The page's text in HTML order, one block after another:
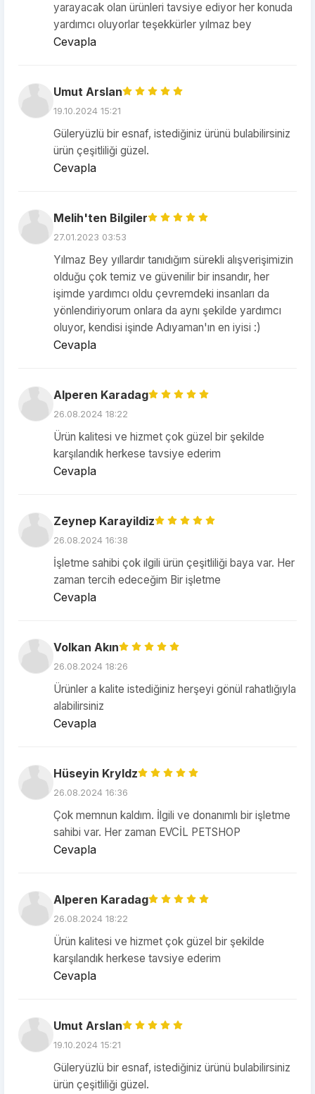
yarayacak olan ürünleri tavsiye ediyor her konuda
yardımcı oluyorlar teşekkürler yılmaz bey
Cevapla
Umut Arslan
19.10.2024 15:21
Güleryüzlü bir esnaf, istediğiniz ürünü bulabilirsiniz
ürün çeşitliliği güzel.
Cevapla
Melih'ten Bilgiler
27.01.2023 03:53
Yılmaz Bey yıllardır tanıdığım sürekli alışverişimizin
olduğu çok temiz ve güvenilir bir insandır, her
işimde yardımcı oldu çevremdeki insanları da
yönlendiriyorum onlara da aynı şekilde yardımcı
oluyor, kendisi işinde Adıyaman'ın en iyisi :)
Cevapla
Alperen Karadag
26.08.2024 18:22
Ürün kalitesi ve hizmet çok güzel bir şekilde
karşılandık herkese tavsiye ederim
Cevapla
Zeynep Karayildiz
26.08.2024 16:38
İşletme sahibi çok ilgili ürün çeşitliliği baya var. Her
zaman tercih edeceğim Bir işletme
Cevapla
Volkan Akın
26.08.2024 18:26
Ürünler a kalite istediğiniz herşeyi gönül rahatlığıyla
alabilirsiniz
Cevapla
Hüseyin Kryldz
26.08.2024 16:36
Çok memnun kaldım. İlgili ve donanımlı bir işletme
sahibi var. Her zaman EVCİL PETSHOP
Cevapla
Alperen Karadag
26.08.2024 18:22
Ürün kalitesi ve hizmet çok güzel bir şekilde
karşılandık herkese tavsiye ederim
Cevapla
Umut Arslan
19.10.2024 15:21
Güleryüzlü bir esnaf, istediğiniz ürünü bulabilirsiniz
ürün çeşitliliği güzel.